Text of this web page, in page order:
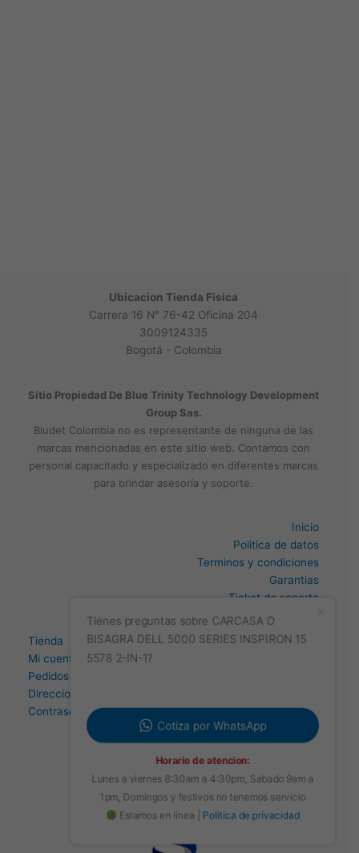
Ubicacion Tienda Fisica
Carrera 16 N° 76-42 Oficina 204
3009124335
Bogotá - Colombia
Sitio Propiedad De Blue Trinity Technology Development
Group Sas.
Bludet Colombia no es representante de ninguna de las
marcas mencionadas en este sitio web. Contamos con
personal capacitado y especializado en diferentes marcas
para brindar asesoría y soporte.
Inicio
Politica de datos
Terminos y condiciones
Garantias
Ticket de soporte
Estado de mi ticket
Tienda
Mi cuenta
Pedidos
Direccion
Contraseña perdida
Tienes preguntas sobre CARCASA O
BISAGRA DELL 5000 SERIES INSPIRON 15
Cotiza por WhatsApp
Horario de atencion:
Lunes a viernes 8:30am a 4:30pm, Sabado 9am a
1pm, Domingos y festivos no tenemos servicio